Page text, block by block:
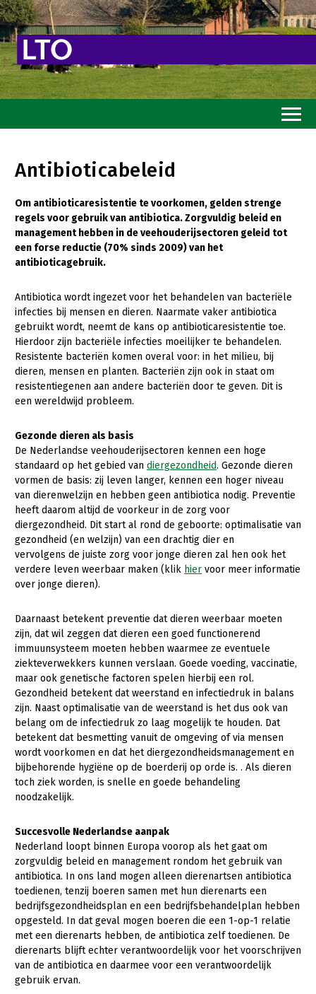
Toekomstvisie
Goed eten
Mooi groen
Sterk ondernemerschap
Thema’s
Gezonde planten
Gezonde dieren
Natuur, klimaat en energie
Platteland en omgeving
Mens, ondernemerschap en onderwijs
Internationaal
Sectoren
Dier
Biologische Landbouw
Kalverhouderij
Konijnenhouderij
Melkveehouderij
Paardenhouderij
Pluimveehouderij
Schapenhouderij
Varkenshouderij
Plant
Akkerbouw
Biologische Landbouw
Bollenteelt
Bomen, vaste planten en zomerbloemen
Fruitteelt
Glastuinbouw
Multifunctionele landbouw
Multifunctioneel
Vrouw en Bedrijf
Onderwerpen
Nieuws
Nieuwsabonnement
Webinars
Antibioticabeleid
Om antibioticaresistentie te voorkomen, gelden strenge
regels voor gebruik van antibiotica. Zorgvuldig beleid en
management hebben in de veehouderijsectoren geleid tot
een forse reductie (70% sinds 2009) van het
antibioticagebruik.
Antibiotica wordt ingezet voor het behandelen van bacteriële
infecties bij mensen en dieren. Naarmate vaker antibiotica
gebruikt wordt, neemt de kans op antibioticaresistentie toe.
Hierdoor zijn bacteriële infecties moeilijker te behandelen.
Resistente bacteriën komen overal voor: in het milieu, bij
dieren, mensen en planten. Bacteriën zijn ook in staat om
resistentiegenen aan andere bacteriën door te geven. Dit is
een wereldwijd probleem.
Gezonde dieren als basis
De Nederlandse veehouderijsectoren kennen een hoge
standaard op het gebied van diergezondheid. Gezonde dieren
vormen de basis: zij leven langer, kennen een hoger niveau
van dierenwelzijn en hebben geen antibiotica nodig. Preventie
heeft daarom altijd de voorkeur in de zorg voor
diergezondheid. Dit start al rond de geboorte: optimalisatie van
gezondheid (en welzijn) van een drachtig dier en
vervolgens de juiste zorg voor jonge dieren zal hen ook het
verdere leven weerbaar maken (klik hier voor meer informatie
over jonge dieren).
Daarnaast betekent preventie dat dieren weerbaar moeten
zijn, dat wil zeggen dat dieren een goed functionerend
immuunsysteem moeten hebben waarmee ze eventuele
ziekteverwekkers kunnen verslaan. Goede voeding, vaccinatie,
maar ook genetische factoren spelen hierbij een rol.
Gezondheid betekent dat weerstand en infectiedruk in balans
zijn. Naast optimalisatie van de weerstand is het dus ook van
belang om de infectiedruk zo laag mogelijk te houden. Dat
betekent dat besmetting vanuit de omgeving of via mensen
wordt voorkomen en dat het diergezondheidsmanagement en
bijbehorende hygiëne op de boerderij op orde is. . Als dieren
toch ziek worden, is snelle en goede behandeling
noodzakelijk.
Succesvolle Nederlandse aanpak
Nederland loopt binnen Europa voorop als het gaat om
zorgvuldig beleid en management rondom het gebruik van
antibiotica. In ons land mogen alleen dierenartsen antibiotica
toedienen, tenzij boeren samen met hun dierenarts een
bedrijfsgezondheidsplan en een bedrijfsbehandelplan hebben
opgesteld. In dat geval mogen boeren die een 1-op-1 relatie
met een dierenarts hebben, de antibiotica zelf toedienen. De
dierenarts blijft echter verantwoordelijk voor het voorschrijven
van de antibiotica en daarmee voor een verantwoordelijk
gebruik ervan.